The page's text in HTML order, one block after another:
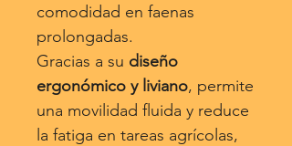
comodidad en faenas
prolongadas.
Gracias a su diseño
ergonómico y liviano, permite
una movilidad fluida y reduce
la fatiga en tareas agrícolas,